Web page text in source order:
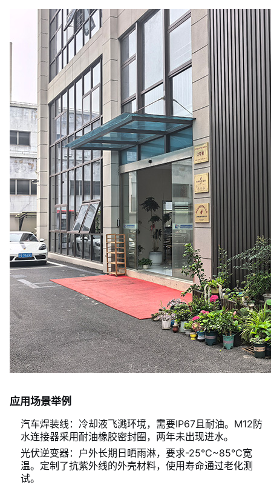
应用场景举例
汽车焊装线：冷却液飞溅环境，需要IP67且耐油。M12防
水连接器采用耐油橡胶密封圈，两年未出现进水。
光伏逆变器：户外长期日晒雨淋，要求-25℃~85℃宽
温。定制了抗紫外线的外壳材料，使用寿命通过老化测
试。